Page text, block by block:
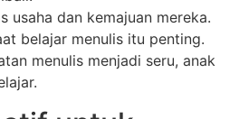
usaha dan kemajuan mereka.
belajar menulis itu penting.
menulis menjadi seru, anak